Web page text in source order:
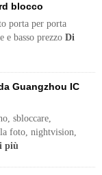
blocco
porta per porta
e basso prezzo Di
Guangzhou IC
sbloccare,
foto, nightvision,
più